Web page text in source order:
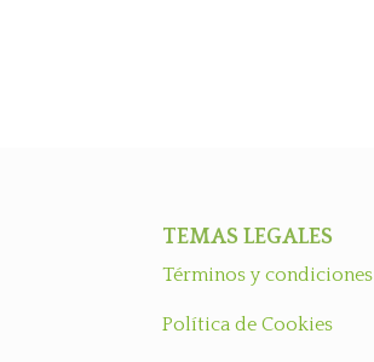
TEMAS LEGALES
Términos y condiciones
Política de Cookies